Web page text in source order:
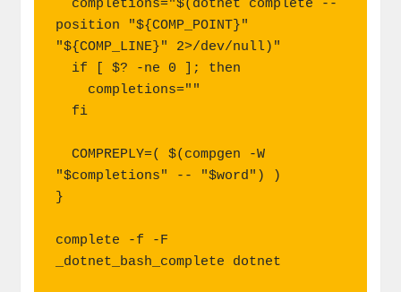
position "${COMP_POINT}"
"${COMP_LINE}" 2>/dev/null)"
  COMPREPLY=( $(compgen -W
"$completions" -- "$word") )
}
complete -f -F
_dotnet_bash_complete dotnet